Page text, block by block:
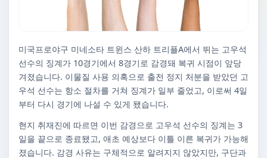
미국프로야구 미네소타 트윈스 산하 트리플A에서 뛰는 고우석
선수의 징계가 10경기에서 8경기로 감경돼 복귀 시점이 앞당
겨졌습니다. 이물질 사용 의혹으로 출전 정지 처분을 받았던 고
우석 선수는 항소 절차를 거쳐 징계가 일부 줄었고, 이로써 4일
부터 다시 경기에 나설 수 있게 됐습니다.
현지 취재진에 따르면 이번 감경으로 고우석 선수의 징계는 3
일을 끝으로 종료됐고, 애초 예상보다 이틀 이른 복귀가 가능해
졌습니다. 감경 사유는 구체적으로 알려지지 않았지만, 구단과